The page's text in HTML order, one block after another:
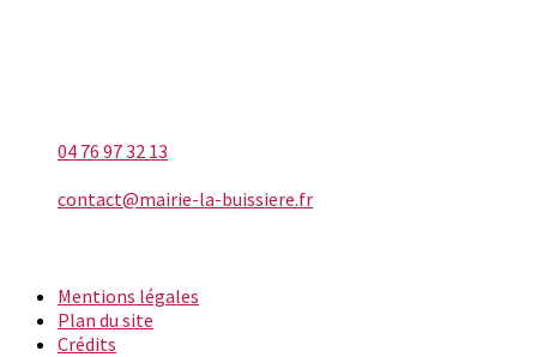
04 76 97 32 13
contact@mairie-la-buissiere.fr
Mentions légales
Plan du site
Crédits